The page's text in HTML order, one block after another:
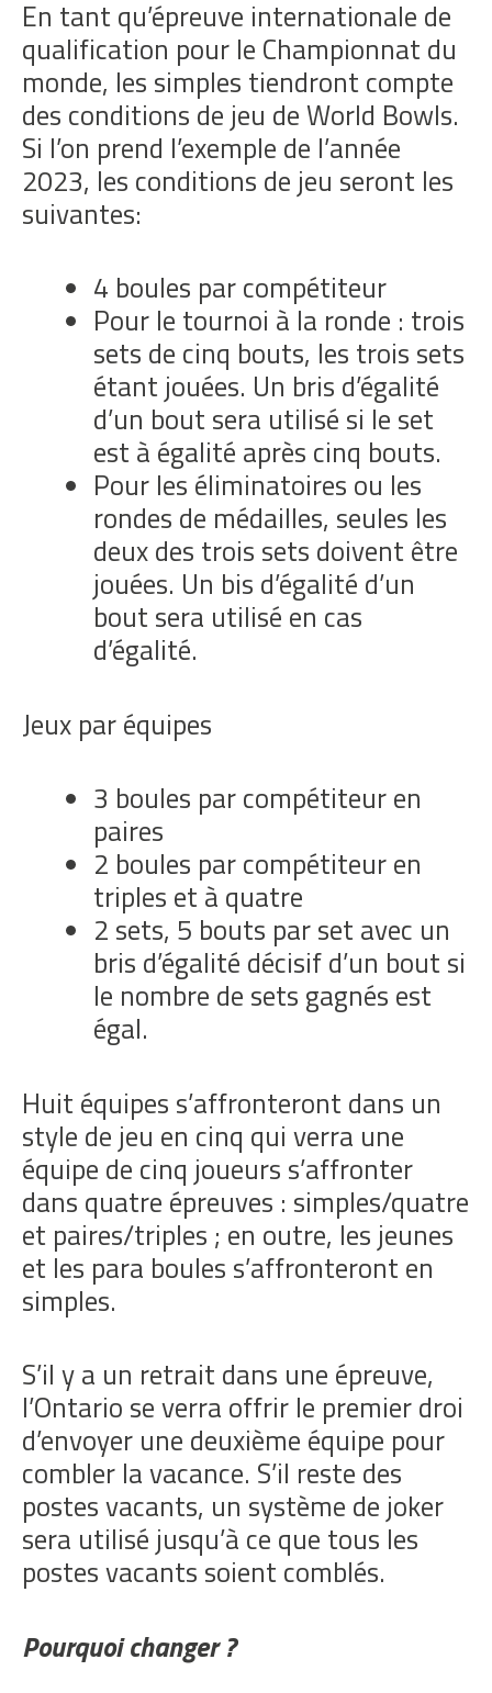
En tant qu’épreuve internationale de
qualification pour le Championnat du
monde, les simples tiendront compte
des conditions de jeu de World Bowls.
Si l’on prend l’exemple de l’année
2023, les conditions de jeu seront les
suivantes:
4 boules par compétiteur
Pour le tournoi à la ronde : trois
sets de cinq bouts, les trois sets
étant jouées. Un bris d’égalité
d’un bout sera utilisé si le set
est à égalité après cinq bouts.
Pour les éliminatoires ou les
rondes de médailles, seules les
deux des trois sets doivent être
jouées. Un bis d’égalité d’un
bout sera utilisé en cas
d’égalité.
Jeux par équipes
3 boules par compétiteur en
paires
2 boules par compétiteur en
triples et à quatre
2 sets, 5 bouts par set avec un
bris d’égalité décisif d’un bout si
le nombre de sets gagnés est
égal.
Huit équipes s’affronteront dans un
style de jeu en cinq qui verra une
équipe de cinq joueurs s’affronter
dans quatre épreuves : simples/quatre
et paires/triples ; en outre, les jeunes
et les para boules s’affronteront en
simples.
S’il y a un retrait dans une épreuve,
l’Ontario se verra offrir le premier droi
d’envoyer une deuxième équipe pour
combler la vacance. S’il reste des
postes vacants, un système de joker
sera utilisé jusqu’à ce que tous les
postes vacants soient comblés.
Pourquoi changer ?